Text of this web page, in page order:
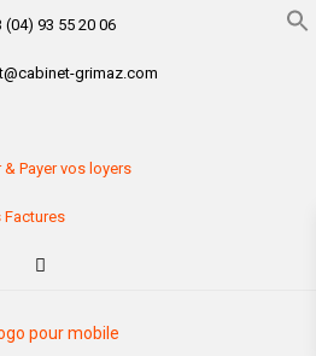
(04) 93 55 20 06
grimaz.com
Payer vos loyers
Factures